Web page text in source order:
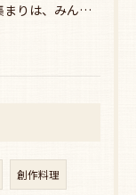
夏の集まりは、みんなで焼肉🥩☀️
創作料理